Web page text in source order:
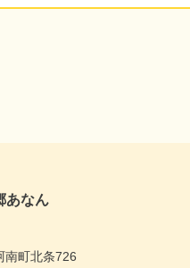
あなん
南町北条726